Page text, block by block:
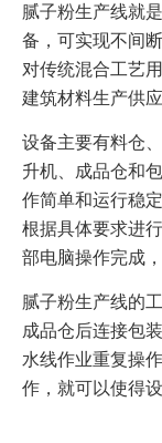
腻子粉生产线就
备，可实现不间
对传统混合工艺
建筑材料生产供
设备主要有料仓
升机、成品仓和
作简单和运行稳
根据具体要求进
部电脑操作完成
腻子粉生产线的
成品仓后连接包
水线作业重复操
作，就可以使得